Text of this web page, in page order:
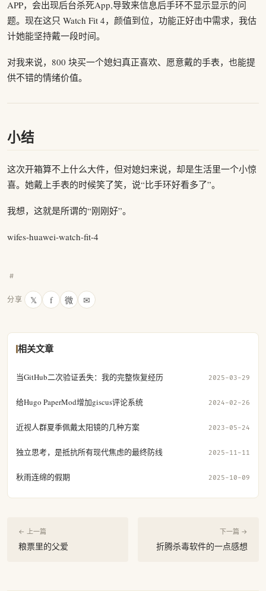
APP，会出现后台杀死App,导致来信息后手环不显示显示的问
题。现在这只 Watch Fit 4，颜值到位，功能正好击中需求，我估
计她能坚持戴一段时间。
对我来说，800 块买一个媳妇真正喜欢、愿意戴的手表，也能提
供不错的情绪价值。
小结
这次开箱算不上什么大件，但对媳妇来说，却是生活里一个小惊
喜。她戴上手表的时候笑了笑，说“比手环好看多了”。
我想，这就是所谓的“刚刚好”。
wifes-huawei-watch-fit-4
#
分享 𝕏 f 微 ✉
相关文章
当GitHub二次验证丢失：我的完整恢复经历 2025-03-29
给Hugo PaperMod增加giscus评论系统 2024-02-26
近视人群夏季佩戴太阳镜的几种方案 2023-05-24
独立思考，是抵抗所有现代焦虑的最终防线 2025-11-11
秋雨连绵的假期 2025-10-09
← 上一篇
粮票里的父爱
下一篇 →
折腾杀毒软件的一点感想